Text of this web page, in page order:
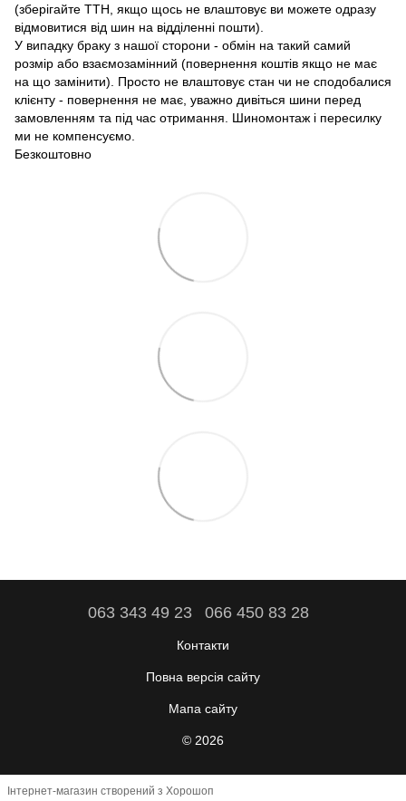
(зберігайте ТТН, якщо щось не влаштовує ви можете одразу
відмовитися від шин на відділенні пошти).
У випадку браку з нашої сторони - обмін на такий самий
розмір або взаємозамінний (повернення коштів якщо не має
на що замінити). Просто не влаштовує стан чи не сподобалися
клієнту - повернення не має, уважно дивіться шини перед
замовленням та під час отримання. Шиномонтаж і пересилку
ми не компенсуємо.
Безкоштовно
063 343 49 23 066 450 83 28
Контакти
Повна версія сайту
Мапа сайту
© 2026
Інтернет-магазин створений з Хорошоп